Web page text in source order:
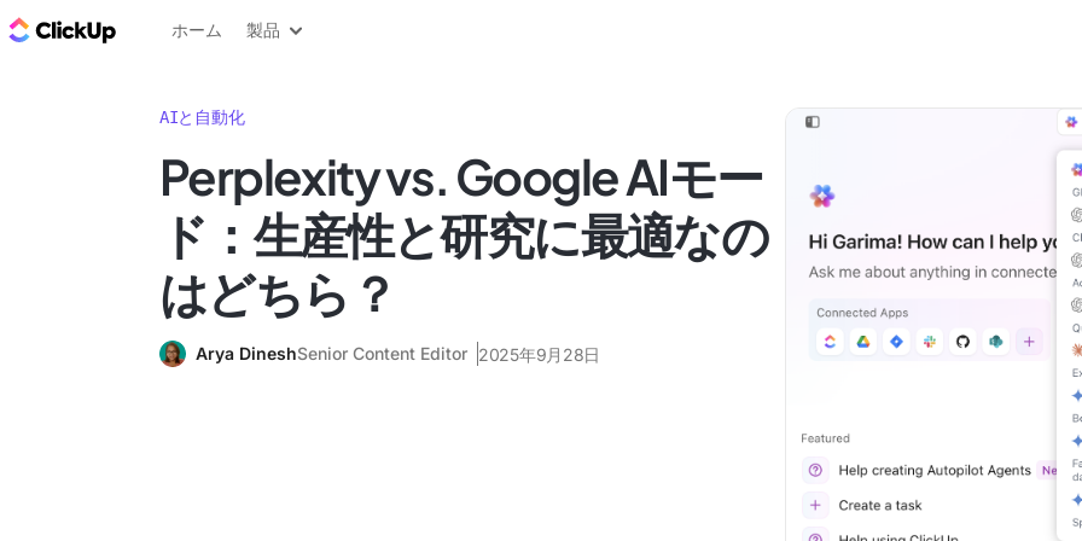
ClickUp ブログ
ホーム 製品
AIと自動化
Perplexity vs. Google AIモー
ド：生産性と研究に最適なの
はどちら？
Arya DineshSenior Content Editor 2025年9月28日